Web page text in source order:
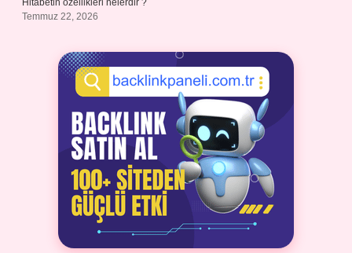
Hitabetin özellikleri nelerdir ?
Temmuz 22, 2026